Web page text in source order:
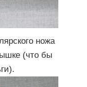
ножа
(что бы